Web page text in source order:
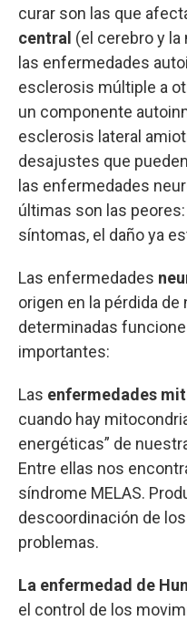
curar son las que
central (el cerebro y la
las enfermedades
esclerosis múltiple a
un componente
esclerosis lateral
desajustes que
las enfermedades
últimas son las
síntomas, el daño ya
Las enfermedades
origen en la pérdida
determinadas
importantes:
Las enfermedades
cuando hay
energéticas” de
Entre ellas nos
síndrome MELAS.
descoordinación de
problemas.
La enfermedad de
el control de los